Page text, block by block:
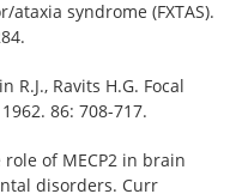
syndrome (FXTAS).
R.J., Ravits H.G. Focal
86: 708-717.
role of MECP2 in brain
disorders. Curr